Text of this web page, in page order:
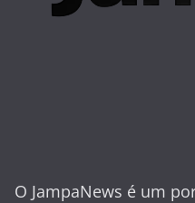
O JampaNews é um